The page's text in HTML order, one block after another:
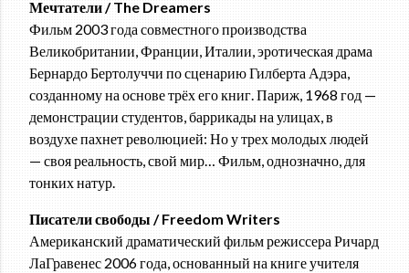
Мечтатели / The Dreamers
Фильм 2003 года совместного производства
Великобритании, Франции, Италии, эротическая драма
Бернардо Бертолуччи по сценарию Гилберта Адэра,
созданному на основе трёх его книг. Париж, 1968 год —
демонстрации студентов, баррикады на улицах, в
воздухе пахнет революцией: Но у трех молодых людей
— своя реальность, свой мир… Фильм, однозначно, для
тонких натур.
Писатели свободы / Freedom Writers
Американский драматический фильм режиссера Ричард
ЛаГравенес 2006 года, основанный на книге учителя